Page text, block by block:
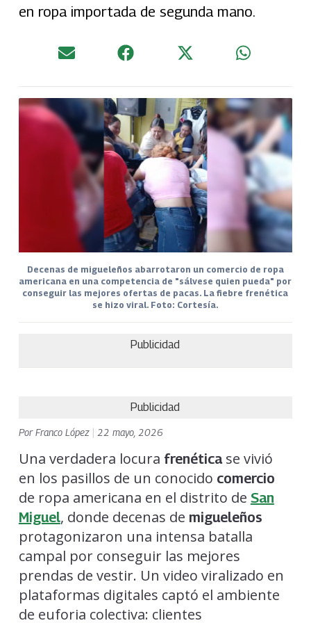
en ropa importada de segunda mano.
Decenas de migueleños abarrotaron un comercio de ropa
americana en una competencia de "sálvese quien pueda" por
conseguir las mejores ofertas de pacas. La fiebre frenética
se hizo viral. Foto: Cortesía.
Publicidad
Publicidad
PorFranco López 22 mayo, 2026
Una verdadera locura frenéticase vivió
en los pasillos de un conocido comercio
de ropa americana en el distrito de San
Miguel, donde decenas de migueleños
protagonizaron una intensa batalla
campal por conseguir las mejores
prendas de vestir. Un video viralizado en
plataformas digitales captó el ambiente
de euforia colectiva: clientes